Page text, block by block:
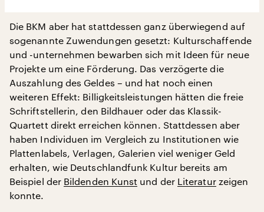
Die BKM aber hat stattdessen ganz überwiegend auf
sogenannte Zuwendungen gesetzt: Kulturschaffende
und -unternehmen bewarben sich mit Ideen für neue
Projekte um eine Förderung. Das verzögerte die
Auszahlung des Geldes – und hat noch einen
weiteren Effekt: Billigkeitsleistungen hätten die freie
Schriftstellerin, den Bildhauer oder das Klassik-
Quartett direkt erreichen können. Stattdessen aber
haben Individuen im Vergleich zu Institutionen wie
Plattenlabels, Verlagen, Galerien viel weniger Geld
erhalten, wie Deutschlandfunk Kultur bereits am
Beispiel der Bildenden Kunst und der Literaturzeigen
konnte.